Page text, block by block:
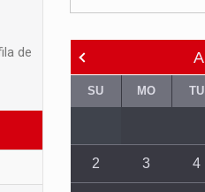
de
SU MO TU
2 3 4